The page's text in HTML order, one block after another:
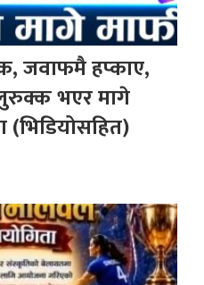
जवाफमै हप्काए,
भएर मागे
(भिडियोसहित)